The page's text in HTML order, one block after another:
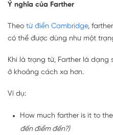
Ý nghĩa của Farther
Theo từ điển Cambridge,
có thể được dùng như một
Khi là trạng từ, Farther là dạng
ở khoảng cách xa hơn.
Ví dụ:
How much farther is it to
đến điểm đến?)